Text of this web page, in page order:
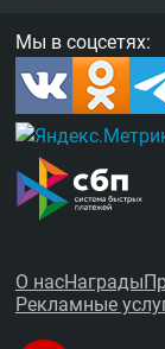
Мы в соцсетях:
О насНаграды
Рекламные